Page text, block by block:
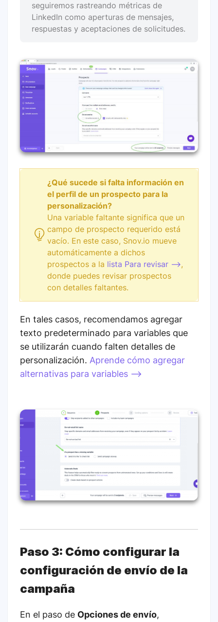
seguiremos rastreando métricas de
LinkedIn como aperturas de mensajes,
respuestas y aceptaciones de solicitudes.
¿Qué sucede si falta información en
el perfil de un prospecto para la
personalización?
Una variable faltante significa que un
campo de prospecto requerido está
vacío. En este caso, Snov.io mueve
automáticamente a dichos
prospectos a la lista Para revisar -->,
donde puedes revisar prospectos
con detalles faltantes.
En tales casos, recomendamos agregar
texto predeterminado para variables que
se utilizarán cuando falten detalles de
personalización. Aprende cómo agregar
alternativas para variables -->
Paso 3: Cómo configurar la
configuración de envío de la
campaña
En el paso de Opciones de envío,